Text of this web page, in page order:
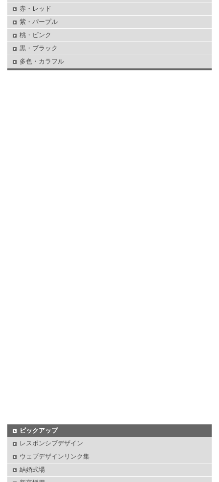
赤・レッド
紫・パープル
桃・ピンク
黒・ブラック
多色・カラフル
ピックアップ
レスポンシブデザイン
ウェブデザインリンク集
結婚式場